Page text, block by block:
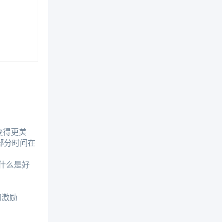
得更美
分时间在
么是好
励